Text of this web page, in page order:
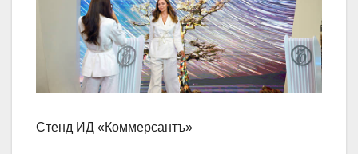
Стенд ИД «Коммерсантъ»